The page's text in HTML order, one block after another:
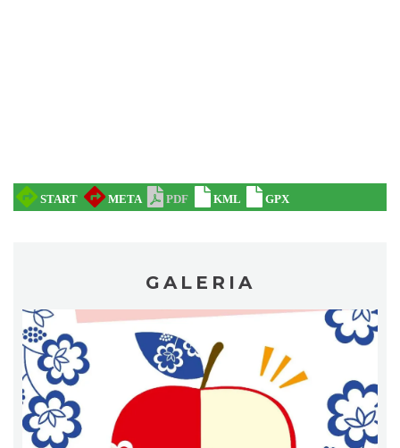
ŚWIĘTO HERBATY 2026
Cieszyn
2026-08-29
0.10 km
GALERIA